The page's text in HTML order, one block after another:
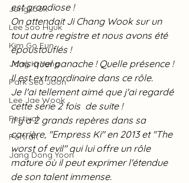
Jungkook
Lee Soo Hyuk
Kim Go Eun
Jang Ki Yong
Park Seo Joon
Lee Jae Wook
Festival
Portrait
Jang Dong Yoon
est grandiose !
On attendait Ji Chang Wook sur un
tout autre registre et nous avons été
époustouflés !
Mais quel panache ! Quelle présence !
Il est extraordinaire dans ce rôle.
Je l'ai tellement aimé que j'ai regardé
cette série 2 fois  de suite !
Il y a 2 grands repères dans sa
carrière, "Empress Ki" en 2013 et "The
worst of evil" qui lui offre un rôle
mature où il peut exprimer l'étendue
de son talent immense.